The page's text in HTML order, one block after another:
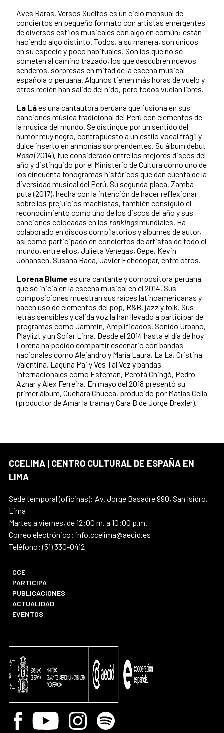
Aves Raras. Versos Sueltos es un ciclo mensual de
conciertos en pequeño formato con artistas emergentes
de diversos estilos musicales con algo en común: están
haciendo algo distinto. Todos, a su manera, son únicos
en su especie y poco habituales. Son los que no se
someten al camino trazado, los que descubren nuevos
senderos, sorpresas en mitad de la escena musical
española o peruana. Algunos tienen más horas de vuelo y
otros recién han salido del nido, pero todos vuelan libres.
La Láes una cantautora peruana que fusiona en sus
canciones música tradicional del Perú con elementos de
la música del mundo. Se distingue por un sentido del
humor muy negro, contrapuesto a un estilo vocal frágil y
dulce inserto en armonías sorprendentes. Su álbum debut
Rosa(2014), fue considerado entre los mejores discos del
año y distinguido por el Ministerio de Cultura como uno de
los cincuenta fonogramas históricos que dan cuenta de la
diversidad musical del Perú. Su segunda placa, Zamba
puta (2017), hecha con la intención de hacer reflexionar
sobre los prejuicios machistas, también consiguió el
reconocimiento como uno de los discos del año y sus
canciones colocadas en los rankingsmundiales. Ha
colaborado en discos compilatorios y álbumes de autor,
así como participado en conciertos de artistas de todo el
mundo, entre ellos, Julieta Venegas, Gepe, Kevin
Johansen, Susana Baca, Javier Echecopar, entre otros.
Lorena Blume es una cantante y compositora peruana
que se inicia en la escena musical en el 2014. Sus
composiciones muestran sus raíces latinoamericanas y
hacen uso de elementos del pop, R&B, jazz y folk. Sus
letras sensibles y cálida voz la han llevado a participar de
programas como Jammin, Amplificados, Sonido Urbano,
Playlizt y un Sofar Lima. Desde el 2014 hasta el día de hoy
Lorena ha podido compartir escenario con bandas
nacionales como Alejandro y María Laura, La Lá, Cristina
Valentina, Laguna Pai y Ves Tal Vez y bandas
internacionales como Esteman, Perotá Chingó, Pedro
Aznar y Alex Ferreira. En mayo del 2018 presentó su
primer álbum, Cuchara Chueca, producido por Matías Cella
(productor de Amar la trama y Cara B de Jorge Drexler).
CCELIMA | CENTRO CULTURAL DE ESPAÑA EN
LIMA
Sede temporal (oficinas): Av. Jorge Basadre 990, San Isidro,
Lima
Martes a viernes, de 12:00 m. a 10:00 p.m.
Correo electrónico: info.ccelima@aecid.es
Teléfono: (51) 330-0412
CCE
PARTICIPA
PUBLICACIONES
ACTUALIDAD
EVENTOS
Facebook
Youtube InstagramSpotify